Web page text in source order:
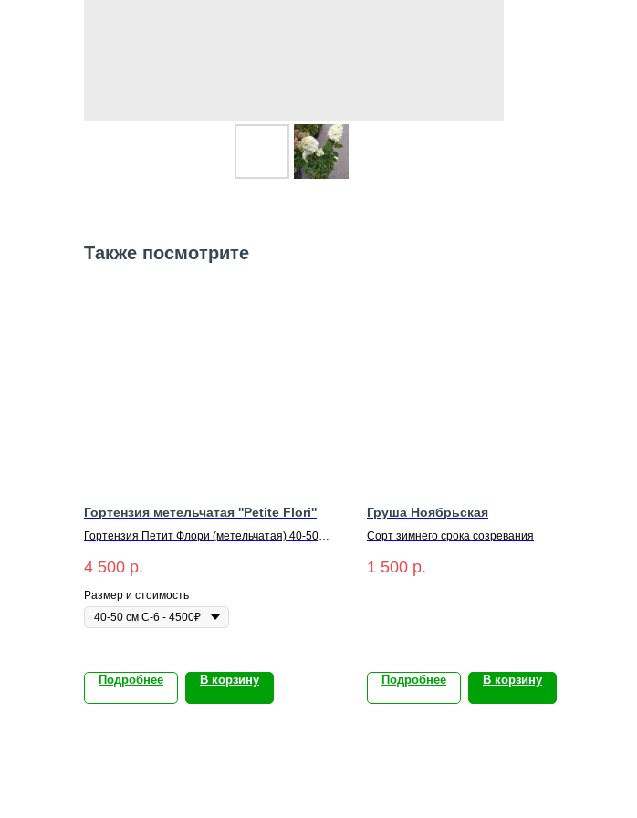
Также посмотрите
Гортензия метельчатая ''Petite Flori''
Гортензия Петит Флори (метельчатая) 40-50
4 500 р.
Размер и стоимость
Подробнее В корзину
Груша Ноябрьская
Сорт зимнего срока созревания
1 500 р.
Подробнее В корзину